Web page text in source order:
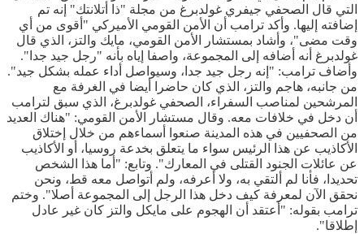
التي قال الصحفي جيفري غولدبرغ من مجلة "ذا أتلانتك" إنه تم
إضافته إليها. وأكد ترامب أن الأمن القومي الأميركي "أقوى من أي
وقت مضى"، وأشاد بمستشار الأمن القومي، مايك والتز، الذي قال
غولدبرغ أنه أضافه إلى المجموعة، واصفا إياه بأنه "رجل جيد جدا".
وأضاف ترامب: "إنه رجل جيد جدا، وسيواصل أداء عمله بشكل جيد".
من جانبه، هاجم والتز، الذي كان حاضرا أيضا في الغرفة مع
المرشحين لمناصب السفراء، الصحفي غولدبرغ، الذي سبق لترامب
أن دخل في خلافات معه. وقال مستشار الأمن القومي: "هناك العديد
من الصحفيين في هذه المدينة صنعوا أسماءهم من خلال إختلاق
الأكاذيب عن هذا الرئيس سواء ما يتعلق بخدعة روسيا، أو الأكاذيب
عن عائلات الجنود القتلى في المعارك". وتابع: "أما هذا الشخص
تحديدا، فأنا لم ألتقي به، ولا أعرفه، ولم أتواصل معه قط، ونحن
نحقق الآن لمعرفة كيف دخل هذا الرجل إلى المجموعة أصلا". وختم
ترامب بقوله: "أعتقد أن الهجوم على مايكل والتز كان غير عادل
إطلاقا".